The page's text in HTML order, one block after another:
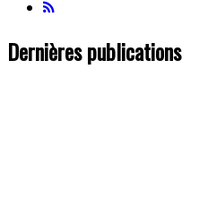
Dernières publications